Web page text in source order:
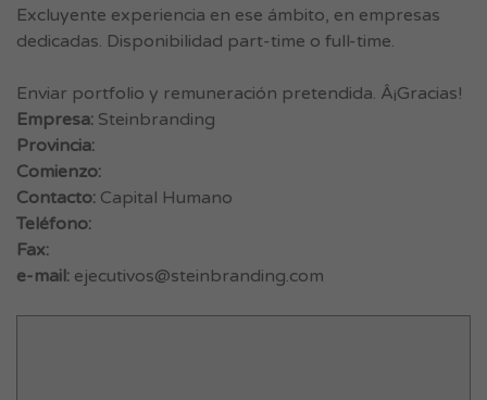
Excluyente experiencia en ese ámbito, en empresas
dedicadas. Disponibilidad part-time o full-time.
Enviar portfolio y remuneración pretendida. Â¡Gracias!
Empresa: Steinbranding
Provincia:
Comienzo:
Contacto: Capital Humano
Teléfono:
Fax:
e-mail: ejecutivos@steinbranding.com